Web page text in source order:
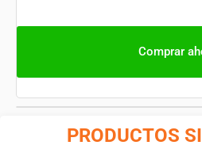
Comprar
PRODUCTOS